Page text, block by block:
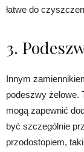
łatwe do
3.
Innym
podeszwy żelowe.
mogą zapewnić
być szczególnie
przodostopiem,